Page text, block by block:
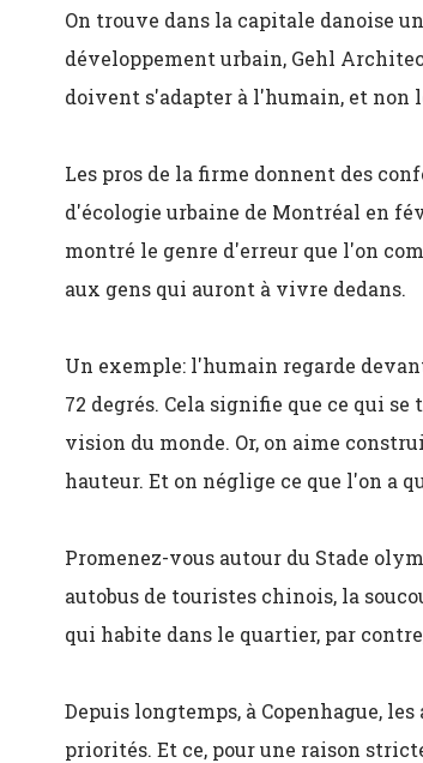
On trouve dans la capitale danoise
développement urbain, Gehl
doivent s'adapter à l'humain, et non
Les pros de la firme donnent des
d'écologie urbaine de Montréal en
montré le genre d'erreur que l'on
aux gens qui auront à vivre dedans.
Un exemple: l'humain regarde
72 degrés. Cela signifie que ce qui
vision du monde. Or, on aime
hauteur. Et on néglige ce que l'on a
Promenez-vous autour du Stade
autobus de touristes chinois, la
qui habite dans le quartier, par
Depuis longtemps, à Copenhague,
priorités. Et ce, pour une raison